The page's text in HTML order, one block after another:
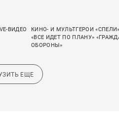
ВИДЕО
КИНО- И МУЛЬТГЕРОИ
«ВСЕ ИДЕТ ПО ПЛАНУ»
ОБОРОНЫ»
ЕЩЕ